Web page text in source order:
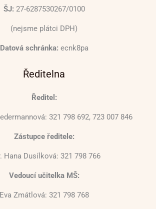
ŠJ: 27-6287530267/0100
(nejsme plátci DPH)
Datová schránka: ecnk8pa
Ředitelna
Ředitel:
321 798 692, 723 007 846
Zástupce ředitele:
Hana Dusílková: 321 798 766
Vedoucí učitelka MŠ:
Eva Zmátlová: 321 798 768